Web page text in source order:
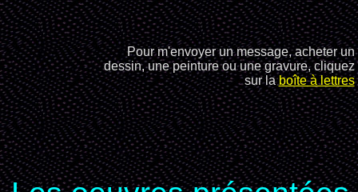
Pour m'envoyer un message, acheter un
dessin, une peinture ou une gravure, cliquez
sur laboîte à lettres